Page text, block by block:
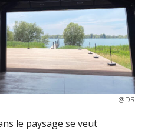
@DR
le paysage se veut